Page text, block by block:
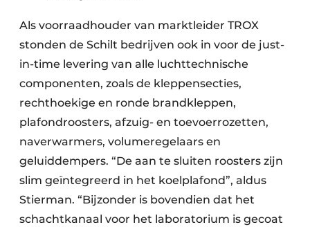
Als voorraadhouder van marktleider TROX
stonden de Schilt bedrijven ook in voor de just-
in-time levering van alle luchttechnische
componenten, zoals de kleppensecties,
rechthoekige en ronde brandkleppen,
plafondroosters, afzuig- en toevoerrozetten,
naverwarmers, volumeregelaars en
geluiddempers. “De aan te sluiten roosters zijn
slim geïntegreerd in het koelplafond”, aldus
Stierman. “Bijzonder is bovendien dat het
schachtkanaal voor het laboratorium is gecoat